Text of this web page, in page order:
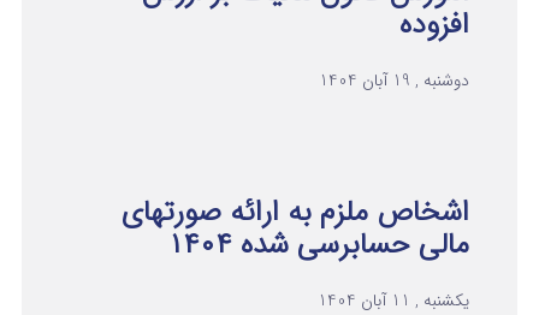
افزوده
دوشنبه , 19 آبان 1404
اشخاص ملزم به ارائه صورتهای
مالی حسابرسی شده ۱۴۰۴
یکشنبه , 11 آبان 1404